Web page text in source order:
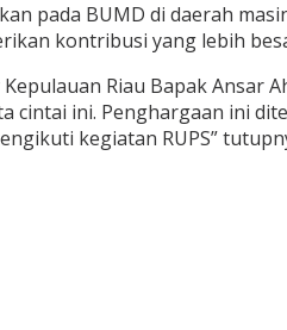
pada BUMD di daerah
kontribusi yang lebih
Riau Bapak Ansar
cintai ini. Penghargaan ini
kegiatan RUPS”